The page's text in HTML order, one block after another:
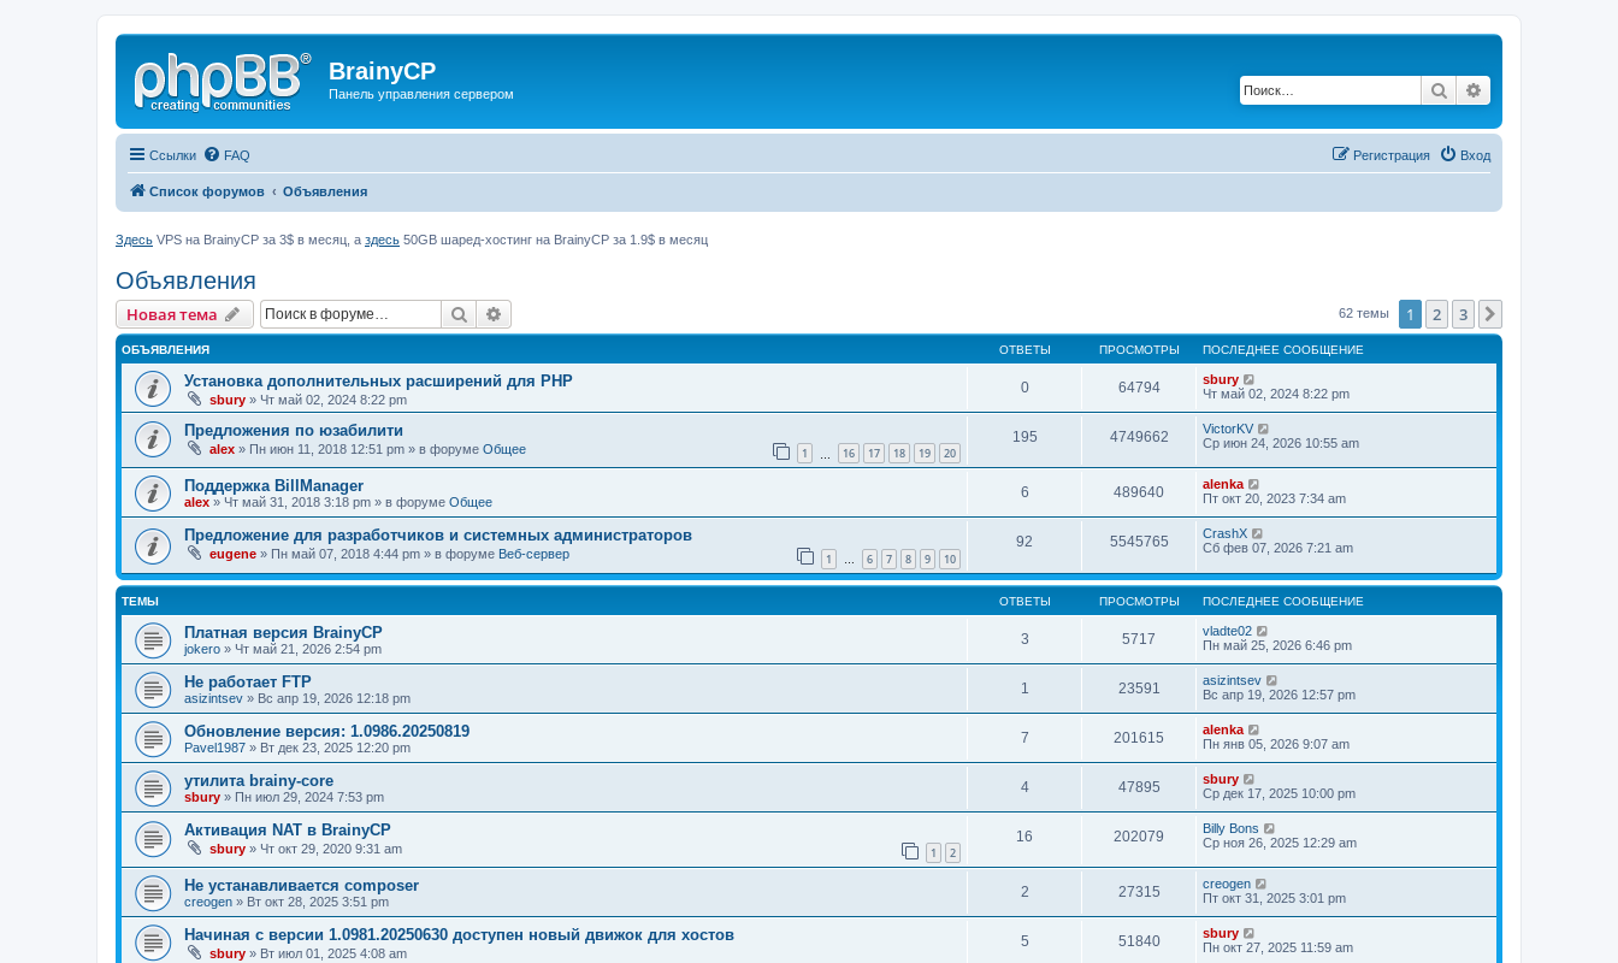
BrainyCP
Панель управления сервером Поиск
Ссылки FAQ Вход
Регистрация
Список форумов Объявления
Здесь VPS на BrainyCP за 3$ в месяц, а здесь 50GB шаред-хостинг на BrainyCP за 1.9$ в месяц
Объявления
Новая тема Поиск 62 темы 1 2 3
ОБЪЯВЛЕНИЯ ОТВЕТЫ ПРОСМОТРЫ ПОСЛЕДНЕЕ СООБЩЕНИЕ
Установка дополнительных расширений для PHP
sbury » Чт май 02, 2024 8:22 pm
0 64794
sbury
Чт май 02, 2024 8:22 pm
Предложения по юзабилити
alex » Пн июн 11, 2018 12:51 pm » в форуме Общее 1 16 17 18 19 20
195 4749662
VictorKV
Ср июн 24, 2026 10:55 am
Поддержка BillManager
alex » Чт май 31, 2018 3:18 pm » в форуме Общее
6 489640
alenka
Пт окт 20, 2023 7:34 am
Предложение для разработчиков и системных администраторов
eugene » Пн май 07, 2018 4:44 pm » в форуме Веб-сервер 1 … 6 7 8 9 10
92 5545765
CrashX
Сб фев 07, 2026 7:21 am
ТЕМЫ ОТВЕТЫ ПРОСМОТРЫ ПОСЛЕДНЕЕ СООБЩЕНИЕ
Платная версия BrainyCP
jokero » Чт май 21, 2026 2:54 pm
3 5717
vladte02
Пн май 25, 2026 6:46 pm
Не работает FTP
asizintsev » Вс апр 19, 2026 12:18 pm
1 23591
asizintsev
Вс апр 19, 2026 12:57 pm
Обновление версия: 1.0986.20250819
Pavel1987 » Вт дек 23, 2025 12:20 pm
7 201615
alenka
Пн янв 05, 2026 9:07 am
утилита brainy-core
sbury » Пн июл 29, 2024 7:53 pm
4 47895
sbury
Ср дек 17, 2025 10:00 pm
Активация NAT в BrainyCP
sbury » Чт окт 29, 2020 9:31 am 1 2
16 202079
Billy Bons
Ср ноя 26, 2025 12:29 am
Не устанавливается composer
creogen » Вт окт 28, 2025 3:51 pm
2 27315
creogen
Пт окт 31, 2025 3:01 pm
Начиная с версии 1.0981.20250630 доступен новый движок для хостов
sbury » Вт июл 01, 2025 4:08 am
5 51840
sbury
Пн окт 27, 2025 11:59 am